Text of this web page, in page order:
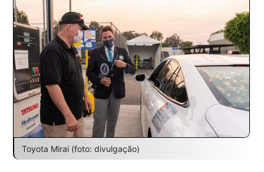
Toyota Mirai (foto: divulgação)